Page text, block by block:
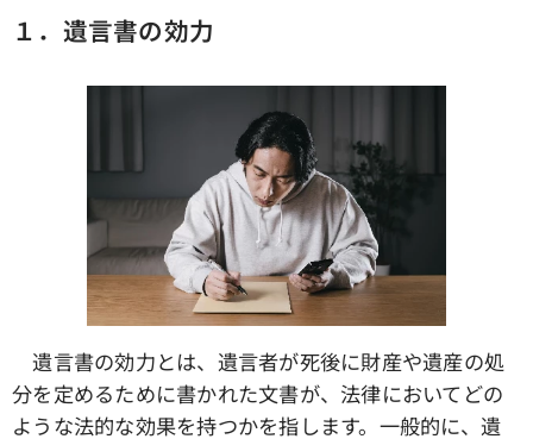
１．遺言書の効力
遺言書の効力とは、遺言者が死後に財産や遺産の処
分を定めるために書かれた文書が、法律においてどの
ような法的な効果を持つかを指します。一般的に、遺